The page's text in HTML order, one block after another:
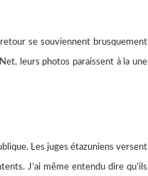
se souviennent brusquement
leurs photos paraissent à la une
Les juges étazuniens versent
J’ai même entendu dire qu’ils